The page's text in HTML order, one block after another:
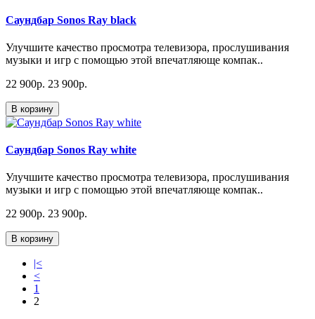
Саундбар Sonos Ray black
Улучшите качество просмотра телевизора, прослушивания
музыки и игр с помощью этой впечатляюще компак..
22 900p. 23 900p.
В корзину
Саундбар Sonos Ray white
Улучшите качество просмотра телевизора, прослушивания
музыки и игр с помощью этой впечатляюще компак..
22 900p. 23 900p.
В корзину
|<
<
1
2